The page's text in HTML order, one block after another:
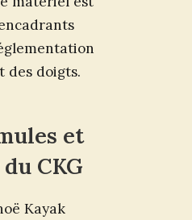
des doigts.
et
CKG
Kayak